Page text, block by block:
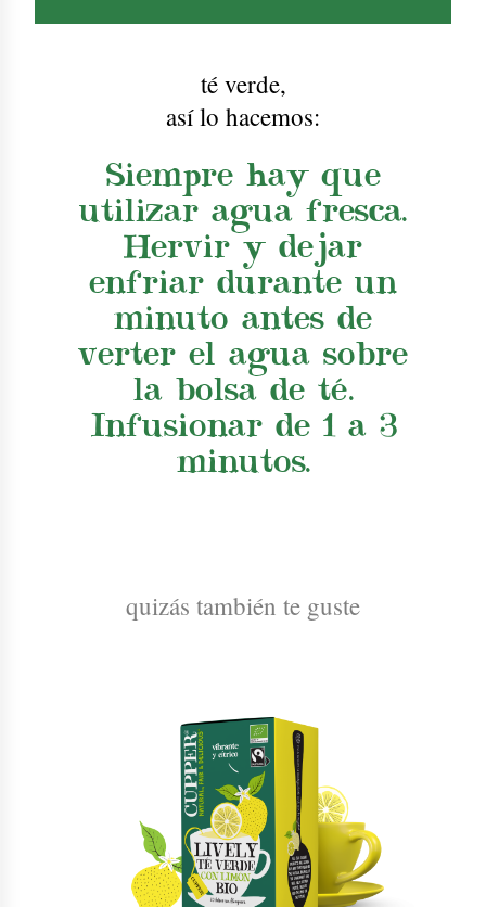
té verde,
así lo hacemos:
Siempre hay que
utilizar agua fresca.
Hervir y dejar
enfriar durante un
minuto antes de
verter el agua sobre
la bolsa de té.
Infusionar de 1 a 3
minutos.
quizás también te guste